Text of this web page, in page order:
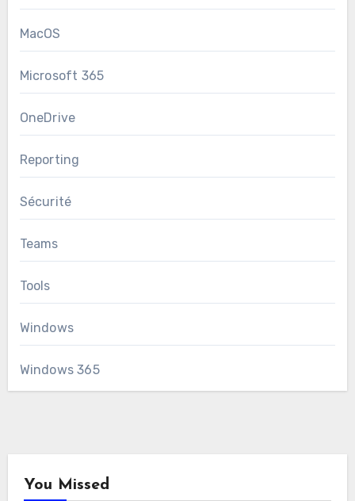
MacOS
Microsoft 365
OneDrive
Reporting
Sécurité
Teams
Tools
Windows
Windows 365
You Missed